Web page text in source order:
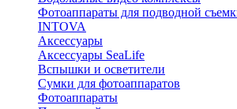
Фотоаппараты для подводной
INTOVA
Аксессуары
Аксессуары SeaLife
Вспышки и осветители
Сумки для фотоаппаратов
Фотоаппараты